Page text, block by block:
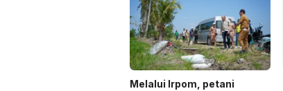
Melalui Irpom, petani